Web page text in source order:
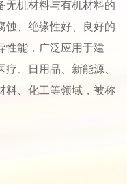
无机材料与有机材料的
蚀、绝缘性好、良好的
性能，广泛应用于建
、日用品、新能源、
料、化工等领域，被称